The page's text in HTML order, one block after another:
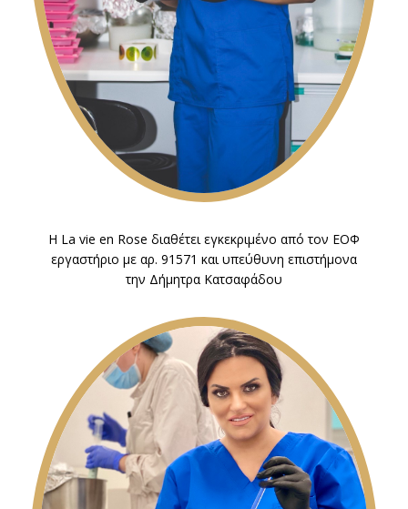
Η La vie en Rose διαθέτει εγκεκριμένο από τον ΕΟΦ
εργαστήριο με αρ. 91571 και υπεύθυνη επιστήμονα
την Δήμητρα Κατσαφάδου